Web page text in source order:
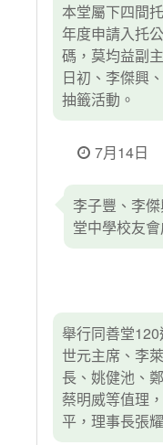
本堂屬下四間
年度申請入托
碼，莫均益副
日初、李傑興
抽籤活動。
7月14日
李子豐、李
堂中學校友
舉行同善堂
世元主席、李
長、姚健池、
蔡明威等值理
平，理事長張